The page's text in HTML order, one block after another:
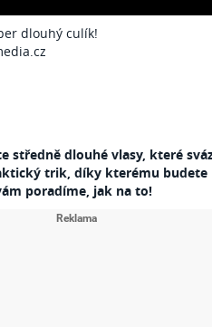
dlouhý culík!
středně dlouhé vlasy, které
trik, díky kterému
poradíme, jak na to!